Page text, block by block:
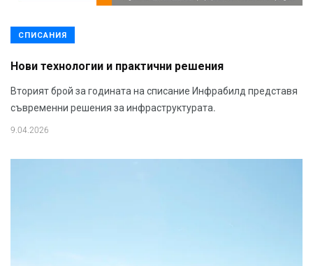
СПИСАНИЯ
Нови технологии и практични решения
Вторият брой за годината на списание Инфрабилд представя
съвременни решения за инфраструктурата.
9.04.2026